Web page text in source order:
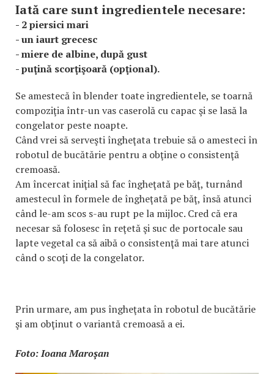
Iată care sunt ingredientele necesare:
- 2 piersici mari
- un iaurt grecesc
- miere de albine, după gust
- puţină scorţişoară (opţional).
Se amestecă în blender toate ingredientele, se toarnă
compoziţia într-un vas caserolă cu capac şi se lasă la
congelator peste noapte.
Când vrei să serveşti îngheţata trebuie să o amesteci în
robotul de bucătărie pentru a obţine o consistenţă
cremoasă.
Am încercat iniţial să fac îngheţată pe băţ, turnând
amestecul în formele de îngheţată pe băţ, însă atunci
când le-am scos s-au rupt pe la mijloc. Cred că era
necesar să folosesc în reţetă şi suc de portocale sau
lapte vegetal ca să aibă o consistenţă mai tare atunci
când o scoţi de la congelator.
Prin urmare, am pus îngheţata în robotul de bucătărie
şi am obţinut o variantă cremoasă a ei.
Foto: Ioana Maroşan